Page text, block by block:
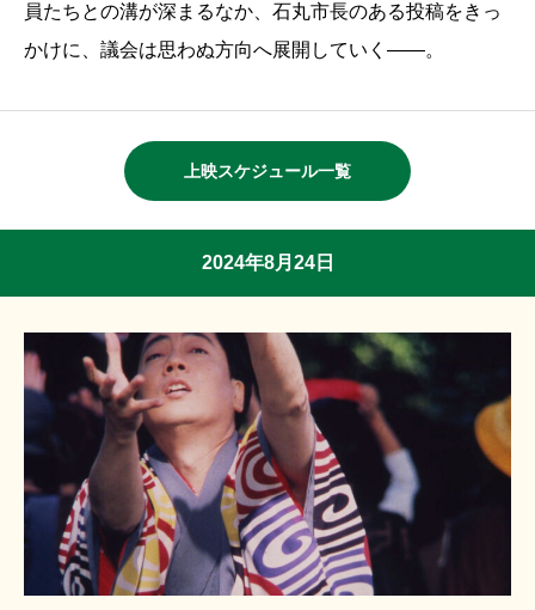
員たちとの溝が深まるなか、石丸市長のある投稿をきっ
かけに、議会は思わぬ方向へ展開していく――。
上映スケジュール一覧
2024年8月24日